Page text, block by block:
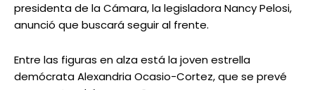
presidenta de la Cámara, la legisladora Nancy Pelosi,
anunció que buscará seguir al frente.
Entre las figuras en alza está la joven estrella
demócrata Alexandria Ocasio-Cortez, que se prevé